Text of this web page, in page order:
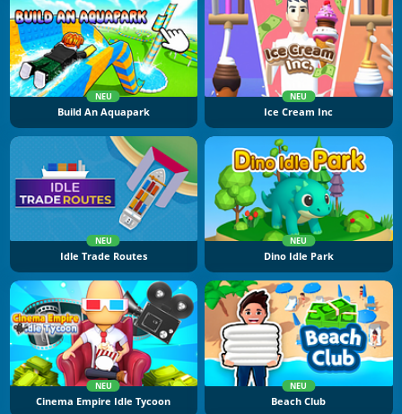
NEU
Build An Aquapark
NEU
Ice Cream Inc
NEU
Idle Trade Routes
NEU
Dino Idle Park
NEU
Cinema Empire Idle Tycoon
NEU
Beach Club